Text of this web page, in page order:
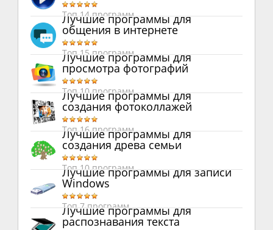
Топ 14 программ
Лучшие программы для
общения в интернете
Топ 15 программ
Лучшие программы для
просмотра фотографий
Топ 10 программ
Лучшие программы для
создания фотоколлажей
Топ 16 программ
Лучшие программы для
создания древа семьи
Топ 10 программ
Лучшие программы для записи
Windows
Топ 7 программ
Лучшие программы для
распознавания текста